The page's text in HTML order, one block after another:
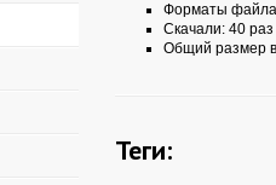
Форматы
Скачали: 40
Общий размер
Теги: